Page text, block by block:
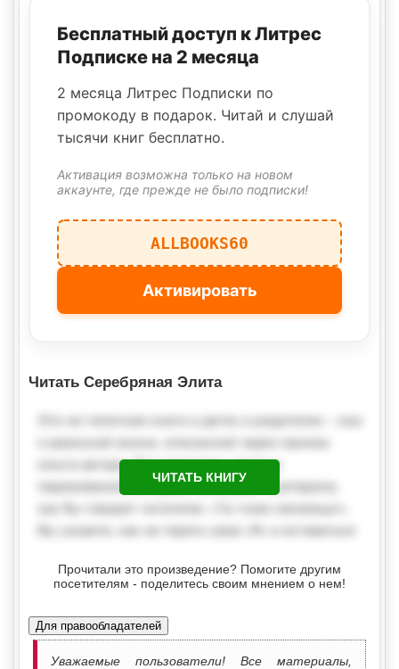
Бесплатный доступ к Литрес
Подписке на 2 месяца
2 месяца Литрес Подписки по
промокоду в подарок. Читай и слушай
тысячи книг бесплатно.
Активация возможна только на новом
аккаунте, где прежде не было подписки!
ALLBOOKS60
Активировать
Читать Серебряная Элита
ЧИТАТЬ КНИГУ
Прочитали это произведение? Помогите другим
посетителям - поделитесь своим мнением о нем!
Для правообладателей
Уважаемые пользователи! Все материалы,